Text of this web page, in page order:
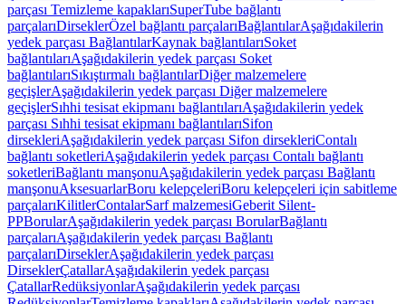
parçası Temizleme kapaklarıSuperTube bağlantı
parçalarıDirseklerÖzel bağlantı parçalarıBağlantılarAşağıdakilerin
yedek parçası BağlantılarKaynak bağlantılarıSoket
bağlantılarıAşağıdakilerin yedek parçası Soket
bağlantılarıSıkıştırmalı bağlantılarDiğer malzemelere
geçişlerAşağıdakilerin yedek parçası Diğer malzemelere
geçişlerSıhhi tesisat ekipmanı bağlantılarıAşağıdakilerin yedek
parçası Sıhhi tesisat ekipmanı bağlantılarıSifon
dirsekleriAşağıdakilerin yedek parçası Sifon dirsekleriContalı
bağlantı soketleriAşağıdakilerin yedek parçası Contalı bağlantı
soketleriBağlantı manşonuAşağıdakilerin yedek parçası Bağlantı
manşonuAksesuarlarBoru kelepçeleriBoru kelepçeleri için sabitleme
parçalarıKilitlerContalarSarf malzemesiGeberit Silent-
PPBorularAşağıdakilerin yedek parçası BorularBağlantı
parçalarıAşağıdakilerin yedek parçası Bağlantı
parçalarıDirseklerAşağıdakilerin yedek parçası
DirseklerÇatallarAşağıdakilerin yedek parçası
ÇatallarRedüksiyonlarAşağıdakilerin yedek parçası